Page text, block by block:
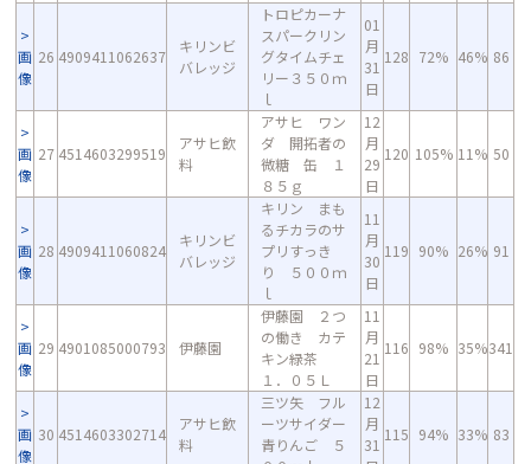
画
像
26 4909411062637
キリンビ
バレッジ
トロピカーナ
スパークリン
グタイムチェ
リー３５０ｍ
ｌ
01
月
31
日
128 72% 46% 86
画
像
27 4514603299519
アサヒ飲
料
アサヒ ワン
ダ 開拓者の
微糖 缶 １
８５ｇ
12
月
29
日
120 105% 11% 50
画
像
28 4909411060824
キリンビ
バレッジ
キリン まも
るチカラのサ
プリすっき
り ５００ｍ
ｌ
11
月
30
日
119 90% 26% 91
画
像
29 4901085000793 伊藤園
伊藤園 ２つ
の働き カテ
キン緑茶
１．０５Ｌ
11
月
21
日
116 98% 35%341
画
像
30 4514603302714
アサヒ飲
料
三ツ矢 フル
ーツサイダー
青りんご ５
12
月
31
115 94% 33% 83